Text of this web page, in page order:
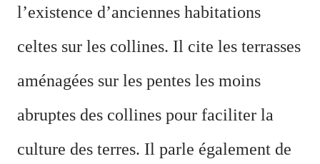
l’existence d’anciennes habitations
celtes sur les collines. Il cite les terrasses
aménagées sur les pentes les moins
abruptes des collines pour faciliter la
culture des terres. Il parle également de